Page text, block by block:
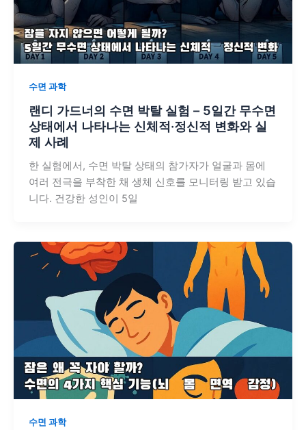
수면 과학
랜디 가드너의 수면 박탈 실험 – 5일간 무수면
상태에서 나타나는 신체적·정신적 변화와 실
제 사례
한 실험에서, 수면 박탈 상태의 참가자가 얼굴과 몸에
여러 전극을 부착한 채 생체 신호를 모니터링 받고 있습
니다. 건강한 성인이 5일
수면 과학